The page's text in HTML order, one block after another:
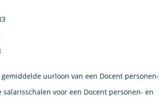
uurloon van een Docent personen-
voor een Docent personen- en